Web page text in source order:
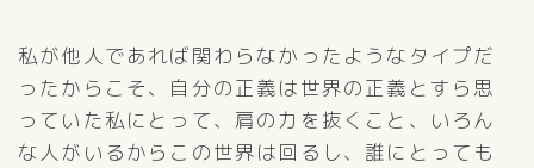
私が他人であれば関わらなかったようなタイプだ
ったからこそ、自分の正義は世界の正義とすら思
っていた私にとって、肩の力を抜くこと、いろん
な人がいるからこの世界は回るし、誰にとっても